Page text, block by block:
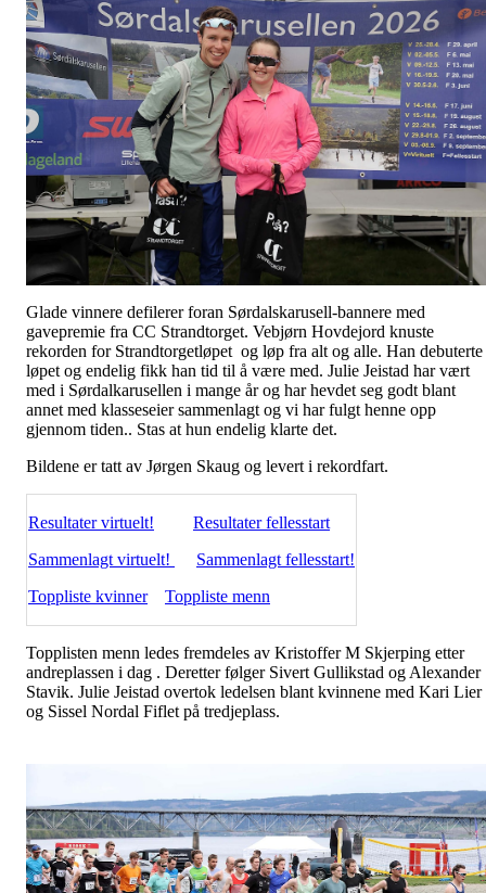
Glade vinnere defilerer foran Sørdalskarusell-bannere med
gavepremie fra CC Strandtorget. Vebjørn Hovdejord knuste
rekorden for Strandtorgetløpet og løp fra alt og alle. Han
løpet og endelig fikk han tid til å være med. Julie Jeistad har vært
med i Sørdalkarusellen i mange år og har hevdet seg godt blant
annet med klasseseier sammenlagt og vi har fulgt henne opp
gjennom tiden.. Stas at hun endelig klarte det.
Bildene er tatt av Jørgen Skaug og levert i rekordfart.
Resultater virtuelt!
Resultater fellesstart
Sammenlagt virtuelt!
Sammenlagt fellesstart!
Toppliste kvinner
Toppliste menn
Topplisten menn ledes fremdeles av Kristoffer M Skjerping etter
andreplassen i dag . Deretter følger Sivert Gullikstad og Alexander
Stavik. Julie Jeistad overtok ledelsen blant kvinnene med Kari Lier
og Sissel Nordal Fiflet på tredjeplass.